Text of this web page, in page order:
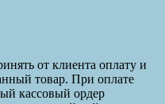
от клиента оплату и
товар. При оплате
кассовый ордер